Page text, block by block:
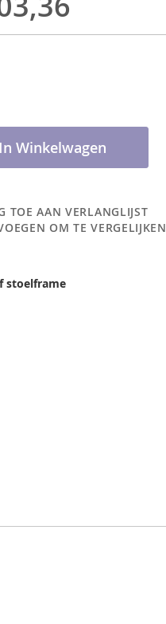
In Winkelwagen
TOE AAN VERLANGLIJST
OM TE VERGELIJKEN
stoelframe